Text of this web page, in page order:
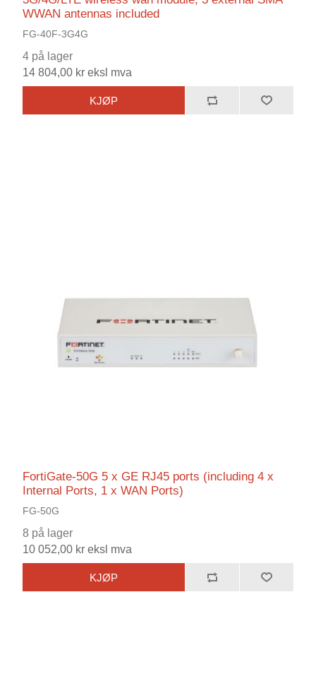
WWAN antennas included
FG-40F-3G4G
4 på lager
14 804,00 kr eksl mva
KJØP
FortiGate-50G 5 x GE RJ45 ports (including 4 x
Internal Ports, 1 x WAN Ports)
FG-50G
8 på lager
10 052,00 kr eksl mva
KJØP